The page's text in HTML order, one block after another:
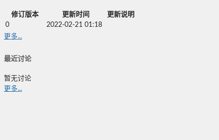
修订版本 更新时间
更新说明
0
2022-02-21 01:18
更多...
最近讨论
暂无讨论
更多...